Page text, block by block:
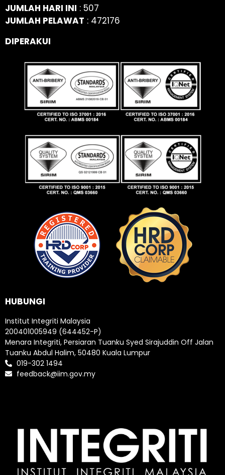
JUMLAH HARI INI : 507
JUMLAH PELAWAT : 472176
DIPERAKUI
HUBUNGI
Institut Integriti Malaysia
200401005949 (644452-P)
Menara Integriti, Persiaran Tuanku Syed Sirajuddin Off Jalan
Tuanku Abdul Halim, 50480 Kuala Lumpur
019-302 1494
feedback@iim.gov.my